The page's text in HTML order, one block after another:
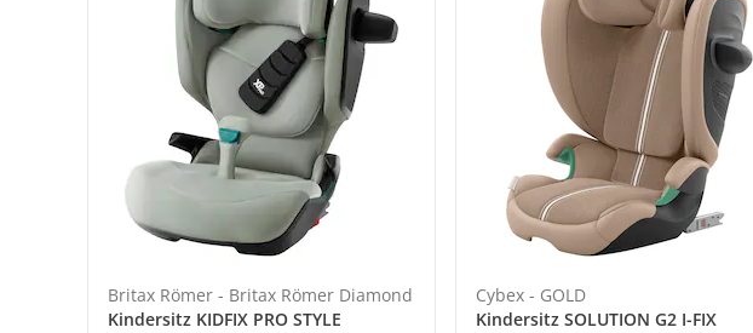
Britax Römer - Britax Römer Diamond
Kindersitz KIDFIX PRO STYLE
Cybex - GOLD
Kindersitz SOLUTION G2 I-FIX